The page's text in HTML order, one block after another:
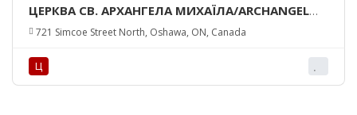
ЦЕРКВА СВ. АРХАНГЕЛА МИХАЇЛА/ARCHANGEL
ST. MICHAEL UOC
721 Simcoe Street North, Oshawa, ON, Canada
Ц